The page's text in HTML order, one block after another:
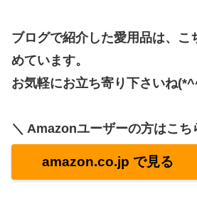
ブログで紹介した愛用品は、こ
めています。
お気軽にお立ち寄り下さいね
＼ Amazonユーザーの方はこち
amazon.co.jp で見る